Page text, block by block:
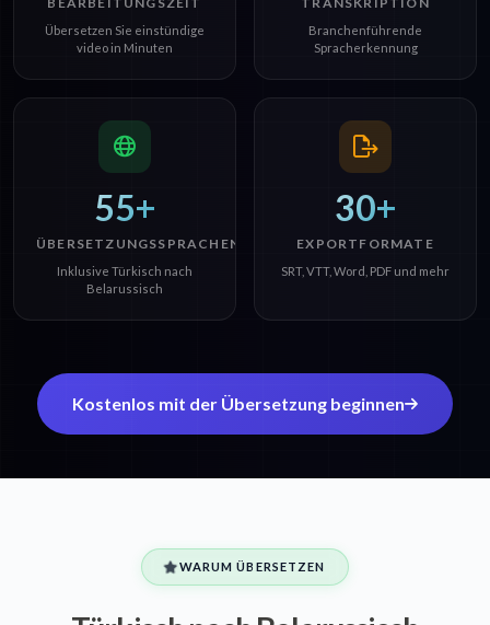
Übersetzen Sie einstündige
video in Minuten
Branchenführende
Spracherkennung
55+
ÜBERSETZUNGSSPRACHEN
Inklusive Türkisch nach
Belarussisch
30+
EXPORTFORMATE
SRT, VTT, Word, PDF und mehr
Kostenlos mit der Übersetzung beginnen
WARUM ÜBERSETZEN